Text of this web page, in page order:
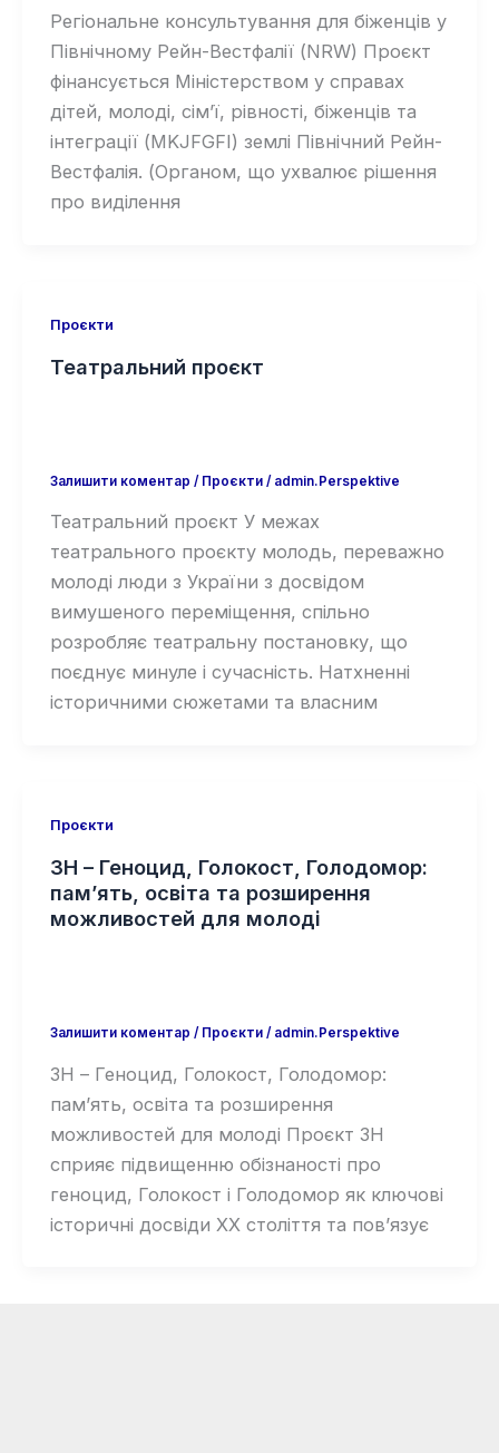
Регіональне консультування для біженців у
Північному Рейн-Вестфалії (NRW) Проєкт
фінансується Міністерством у справах
дітей, молоді, сім’ї, рівності, біженців та
інтеграції (MKJFGFI) землі Північний Рейн-
Вестфалія. (Органом, що ухвалює рішення
про виділення
Проєкти
Театральний проєкт
Залишити коментар / Проєкти/ admin.Perspektive
Театральний проєкт У межах
театрального проєкту молодь, переважно
молоді люди з України з досвідом
вимушеного переміщення, спільно
розробляє театральну постановку, що
поєднує минуле і сучасність. Натхненні
історичними сюжетами та власним
Проєкти
3H – Геноцид, Голокост, Голодомор:
пам’ять, освіта та розширення
можливостей для молоді
Залишити коментар / Проєкти/ admin.Perspektive
3H – Геноцид, Голокост, Голодомор:
пам’ять, освіта та розширення
можливостей для молоді Проєкт 3H
сприяє підвищенню обізнаності про
геноцид, Голокост і Голодомор як ключові
історичні досвіди ХХ століття та пов’язує